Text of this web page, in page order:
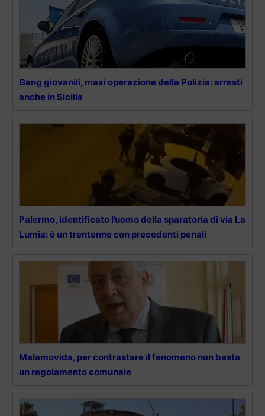
Gang giovanili, maxi operazione della Polizia: arresti
anche in Sicilia
Palermo, identificato l’uomo della sparatoria di via La
Lumia: è un trentenne con precedenti penali
Malamovida, per contrastare il fenomeno non basta
un regolamento comunale